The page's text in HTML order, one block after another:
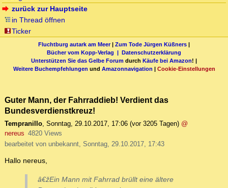
zurück zur Hauptseite
in Thread öffnen
Ticker
Fluchtburg autark am Meer| Zum Tode Jürgen Küßners |
Bücher vom Kopp-Verlag | Datenschutzerklärung
Unterstützen Sie das Gelbe Forum durch Käufe bei Amazon! |
Weitere Buchempfehlungen und Amazonnavigation | Cookie-Einstellungen
Guter Mann, der Fahrraddieb! Verdient das
Bundesverdienstkreuz!
Tempranillo, Sonntag, 29.10.2017, 17:06 (vor 3205 Tagen) @
nereus 4820 Views
bearbeitet von unbekannt, Sonntag, 29.10.2017, 17:43
Hallo nereus,
â€žEin Mann mit Fahrrad brüllt eine ältere